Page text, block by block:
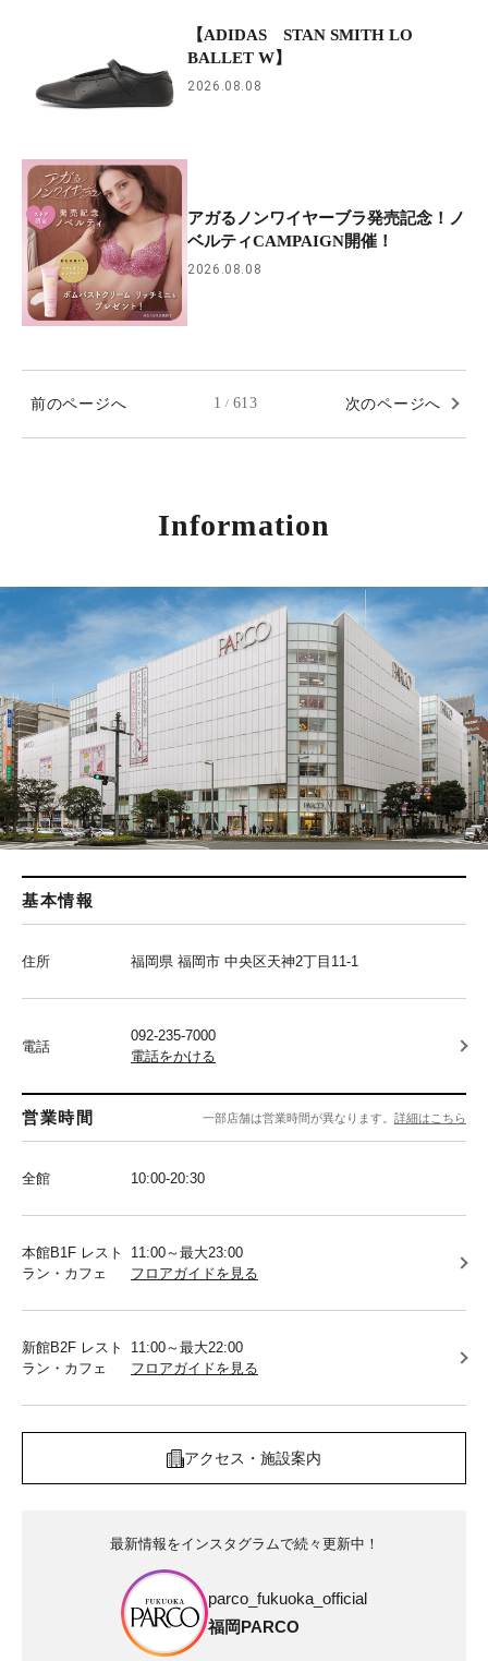
【ADIDAS STAN SMITH LO
BALLET W】
2026.08.08
アガるノンワイヤーブラ発売記念！ノ
ベルティCAMPAIGN開催！
2026.08.08
前のページへ 1 / 613 次のページへ
Information
基本情報
住所 福岡県 福岡市 中央区天神2丁目11-1
電話
092-235-7000
電話をかける
営業時間 一部店舗は営業時間が異なります。 詳細はこちら
全館 10:00-20:30
本館B1F レスト
ラン・カフェ
11:00～最大23:00
フロアガイドを見る
新館B2F レスト
ラン・カフェ
11:00～最大22:00
フロアガイドを見る
アクセス・施設案内
最新情報をインスタグラムで続々更新中！
parco_fukuoka_official
福岡PARCO